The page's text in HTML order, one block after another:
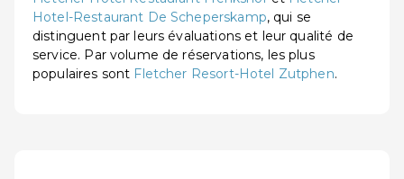
Hotel-Restaurant De Scheperskamp, qui se
distinguent par leurs évaluations et leur qualité de
service. Par volume de réservations, les plus
populaires sont Fletcher Resort-Hotel Zutphen.